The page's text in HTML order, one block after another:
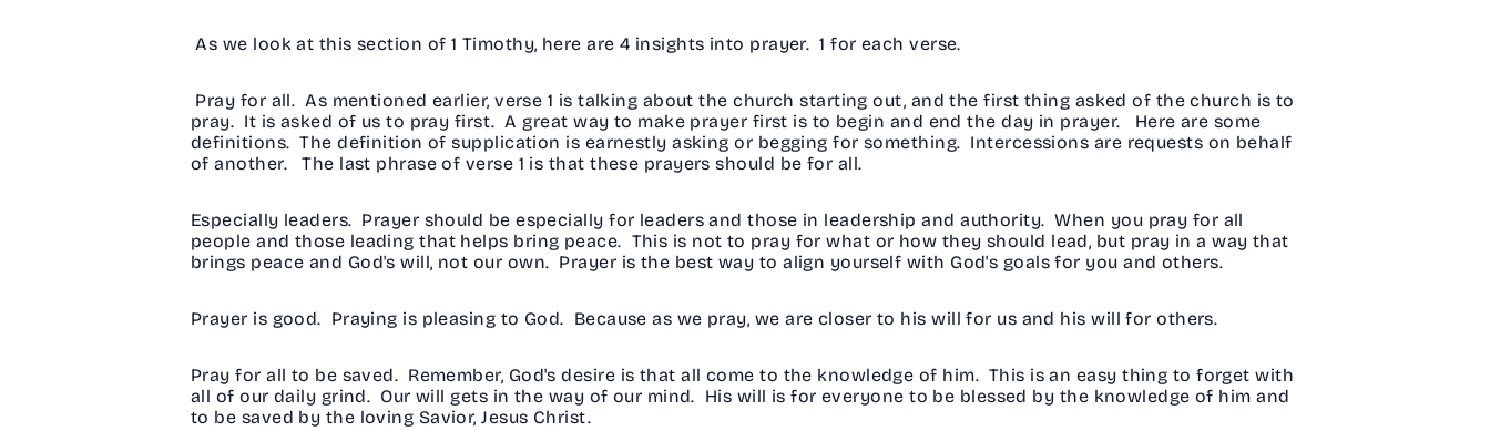
As we look at this section of 1 Timothy, here are 4 insights into prayer. 1 for each verse.
Pray for all. As mentioned earlier, verse 1 is talking about the church starting out, and the first thing asked of the church is to
pray. It is asked of us to pray first. A great way to make prayer first is to begin and end the day in prayer. Here are some
definitions. The definition of supplication is earnestly asking or begging for something. Intercessions are requests on behalf
of another. The last phrase of verse 1 is that these prayers should be for all.
Especially leaders. Prayer should be especially for leaders and those in leadership and authority. When you pray for all
people and those leading that helps bring peace. This is not to pray for what or how they should lead, but pray in a way that
brings peace and God's will, not our own. Prayer is the best way to align yourself with God's goals for you and others.
Prayer is good. Praying is pleasing to God. Because as we pray, we are closer to his will for us and his will for others.
Pray for all to be saved. Remember, God's desire is that all come to the knowledge of him. This is an easy thing to forget with
all of our daily grind. Our will gets in the way of our mind. His will is for everyone to be blessed by the knowledge of him and
to be saved by the loving Savior, Jesus Christ.